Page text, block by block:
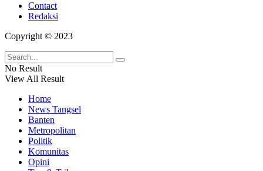
Contact
Redaksi
Copyright © 2023
No Result
View All Result
Home
News Tangsel
Banten
Metropolitan
Politik
Komunitas
Opini